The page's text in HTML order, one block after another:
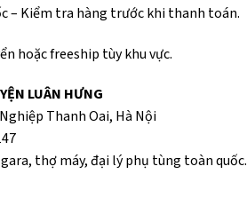
– Kiểm tra hàng trước khi thanh toán.
hoặc freeship tùy khu vực.
LUÂN HƯNG
Thanh Oai, Hà Nội
thợ máy, đại lý phụ tùng toàn quốc.